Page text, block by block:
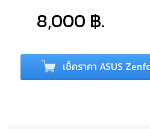
8,000 ฿.
เช็คราคา ASUS